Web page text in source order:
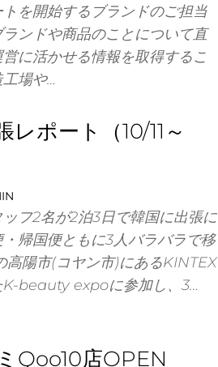
を開始するブランドのご担当
ンドや商品のことについて直
に活かせる情報を取得するこ
場や…
レポート（10/11～
フ2名が2泊3日で韓国に出張に
帰国便ともに3人バラバラで移
高陽市(コヤン市)にあるKINTEX
K-beauty expoに参加し、3…
Qoo10店OPEN